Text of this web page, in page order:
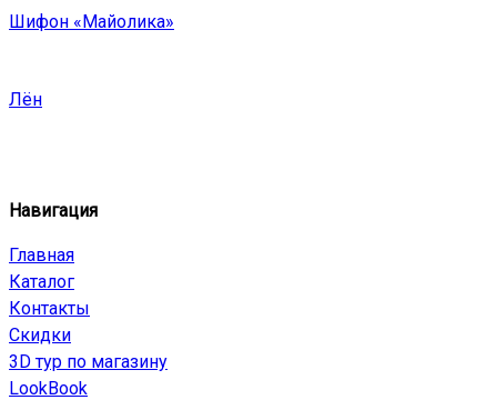
Шифон «Майолика»
Лён
Навигация
Главная
Каталог
Контакты
Скидки
3D тур по магазину
LookBook